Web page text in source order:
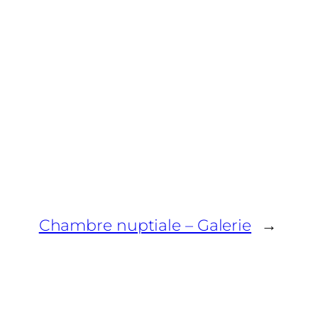
Chambre nuptiale – Galerie →